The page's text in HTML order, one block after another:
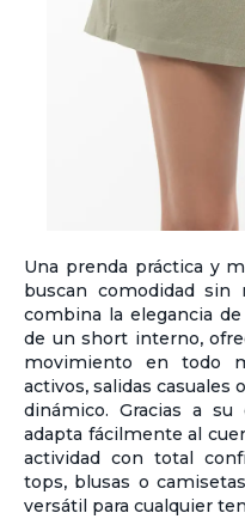
Una prenda práctica y
buscan comodidad sin
combina la elegancia
de un short interno,
movimiento en todo
activos, salidas casuales
dinámico. Gracias a su
adapta fácilmente al
actividad con total
tops, blusas o
versátil para cualquier